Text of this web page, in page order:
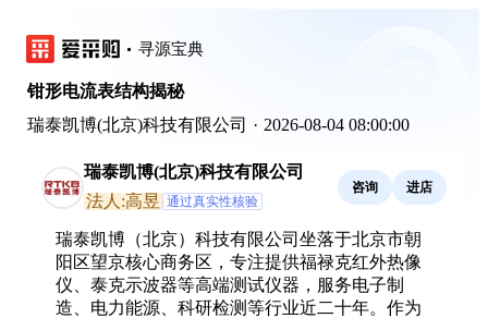
寻源宝典
钳形电流表结构揭秘
瑞泰凯博(北京)科技有限公司 · 2026-08-04 08:00:00
瑞泰凯博(北京)科技有限公司
法人:高昱 通过真实性核验
咨询 进店
瑞泰凯博（北京）科技有限公司坐落于北京市朝
阳区望京核心商务区，专注提供福禄克红外热像
仪、泰克示波器等高端测试仪器，服务电子制
造、电力能源、科研检测等行业近二十年。作为